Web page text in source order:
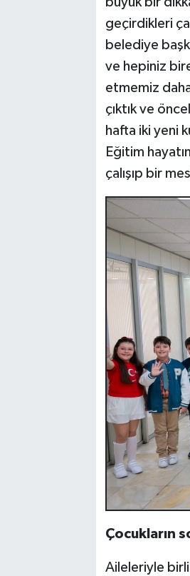
geçirdikleri
belediye
ve hepiniz
etmemiz
çıktık ve
hafta iki yeni
Eğitim
çalışıp bir
Çocukların
Aileleriyle